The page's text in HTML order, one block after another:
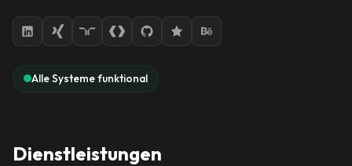
Alle Systeme funktional
Dienstleistungen